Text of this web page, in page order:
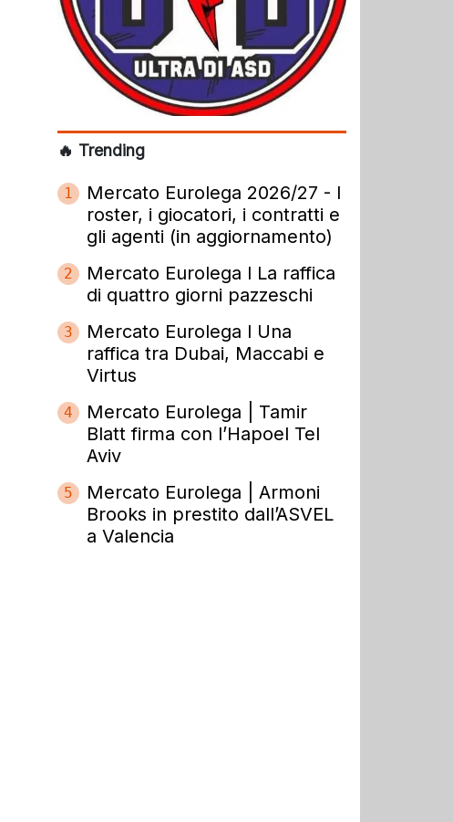
🔥 Trending
1
Mercato Eurolega 2026/27 - I
roster, i giocatori, i contratti e
gli agenti (in aggiornamento)
2
Mercato Eurolega l La raffica
di quattro giorni pazzeschi
3
Mercato Eurolega l Una
raffica tra Dubai, Maccabi e
Virtus
4
Mercato Eurolega | Tamir
Blatt firma con l’Hapoel Tel
Aviv
5
Mercato Eurolega | Armoni
Brooks in prestito dall’ASVEL
a Valencia